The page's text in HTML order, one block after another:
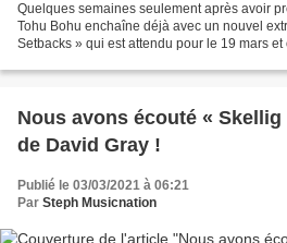
Quelques semaines seulement après avoir
Tohu Bohu enchaîne déjà avec un nouvel
Setbacks » qui est attendu pour le 19 mars et
Nous avons écouté «
de David Gray !
Publié le 03/03/2021 à 06:21
Par Steph Musicnation